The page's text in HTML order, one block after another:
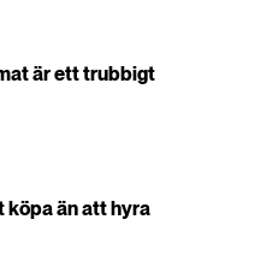
är ett trubbigt
än att hyra